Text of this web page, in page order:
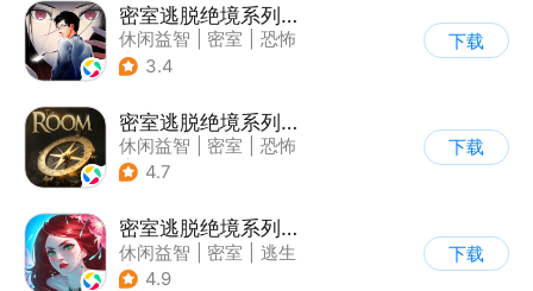
密室逃脱绝境系列9无人医院
休闲益智 密室
恐怖
| 密室逃脱
3.4
下载
密室逃脱绝境系列2海盗船
休闲益智 密室
恐怖
| 密室逃脱
4.7
下载
密室逃脱绝境系列4迷失森林
休闲益智 密室
逃生
| 密室逃脱
4.9
下载